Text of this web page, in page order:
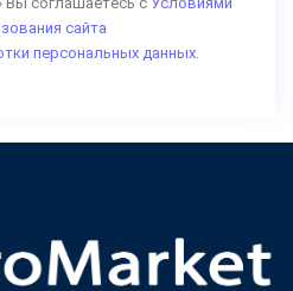
сайта
персональных данных.